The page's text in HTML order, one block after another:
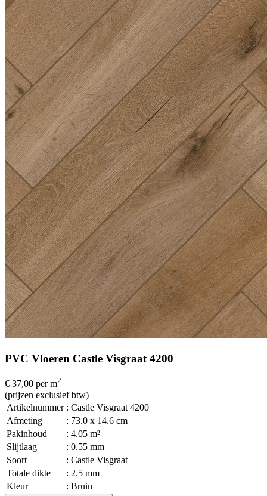
PVC Vloeren Castle Visgraat 4200
€ 37,00 per m2
(prijzen exclusief btw)
Artikelnummer : Castle Visgraat 4200
Afmeting
: 73.0 x 14.6 cm
Pakinhoud
: 4.05 m²
Slijtlaag
: 0.55 mm
Soort
: Castle Visgraat
Totale dikte
: 2.5 mm
Kleur
: Bruin